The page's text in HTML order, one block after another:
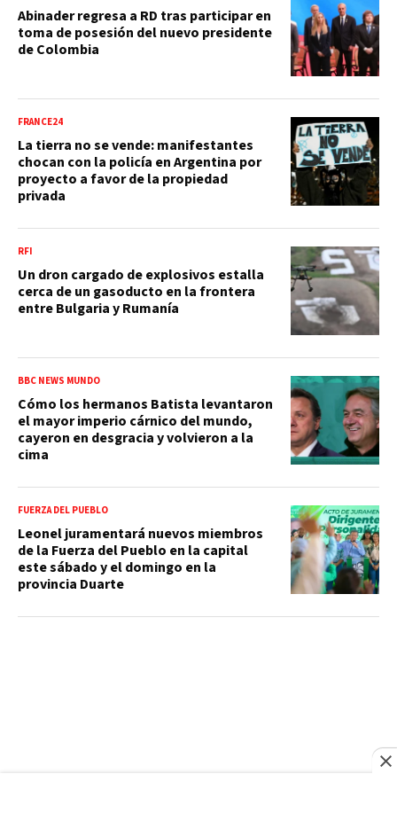
Abinader regresa a RD tras participar en
toma de posesión del nuevo presidente
de Colombia
FRANCE24
La tierra no se vende: manifestantes
chocan con la policía en Argentina por
proyecto a favor de la propiedad
privada
RFI
Un dron cargado de explosivos estalla
cerca de un gasoducto en la frontera
entre Bulgaria y Rumanía
BBC NEWS MUNDO
Cómo los hermanos Batista levantaron
el mayor imperio cárnico del mundo,
cayeron en desgracia y volvieron a la
cima
FUERZA DEL PUEBLO
Leonel juramentará nuevos miembros
de la Fuerza del Pueblo en la capital
este sábado y el domingo en la
provincia Duarte